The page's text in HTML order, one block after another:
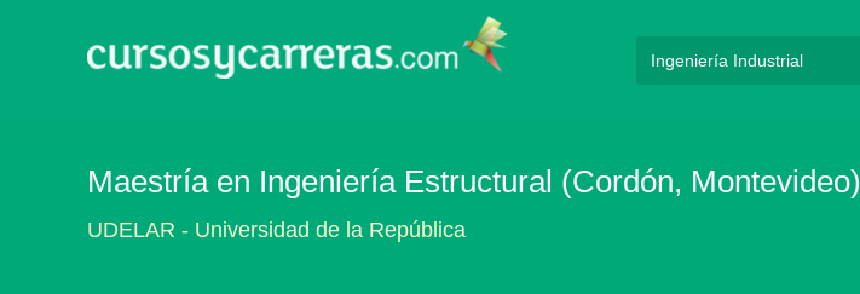
Maestría en Ingeniería Estructural (Cordón, Montevideo)
UDELAR - Universidad de la República